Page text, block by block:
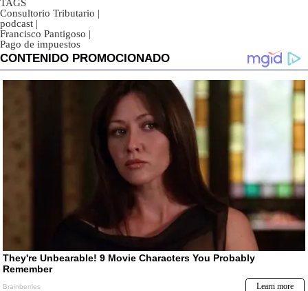
TAGS
Consultorio Tributario |
podcast |
Francisco Pantigoso |
Pago de impuestos